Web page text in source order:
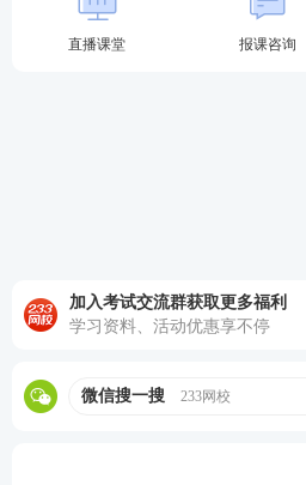
直播课堂 报课咨询
加入考试交流群获取更多福利
学习资料、活动优惠享不停
微信搜一搜 233网校